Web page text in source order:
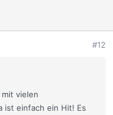
#12
vielen
ist einfach ein Hit! Es